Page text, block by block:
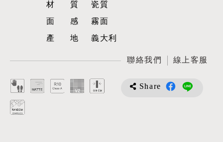
材質瓷質
面感霧面
產地義大利
聯絡我們 線上客服
Share